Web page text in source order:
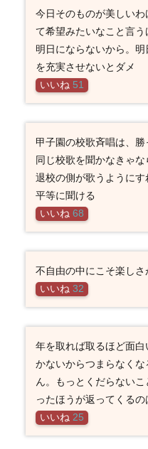
今日そのものが美しい
て希望みたいなこと言
明日にならないから。
を充実させないとダメ
いいね 51
甲子園の校歌斉唱は、
同じ校歌を聞かなきゃ
退校の側が歌うように
平等に聞ける
いいね 68
不自由の中にこそ楽しさ
いいね 32
年を取れば取るほど面
かないからつまらなく
ん。もっとくだらない
ったほうが返ってくる
いいね 25